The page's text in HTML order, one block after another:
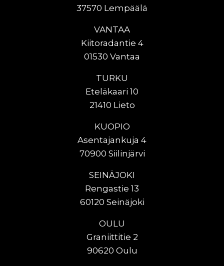
37570 Lempäälä
VANTAA
Kiitoradantie 4
01530 Vantaa
TURKU
Eteläkaari 10
21410 Lieto
KUOPIO
Asentajankuja 4
70900 Siilinjärvi
SEINÄJOKI
Rengastie 13
60120 Seinäjoki
OULU
Graniittitie 2
90620 Oulu